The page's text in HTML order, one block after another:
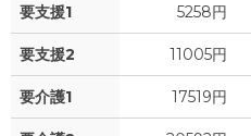
食費 ?
水道・光熱費
要支援1 5258円
要支援2 11005円
要介護1 17519円